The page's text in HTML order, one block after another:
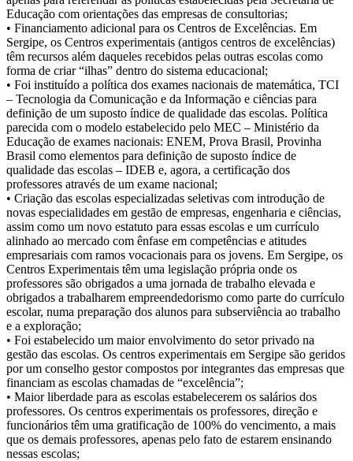
Educação com orientações das empresas de consultorias;
• Financiamento adicional para os Centros de Excelências. Em
Sergipe, os Centros experimentais (antigos centros de excelências)
têm recursos além daqueles recebidos pelas outras escolas como
forma de criar “ilhas” dentro do sistema educacional;
• Foi instituído a política dos exames nacionais de matemática, TCI
– Tecnologia da Comunicação e da Informação e ciências para
definição de um suposto índice de qualidade das escolas. Política
parecida com o modelo estabelecido pelo MEC – Ministério da
Educação de exames nacionais: ENEM, Prova Brasil, Provinha
Brasil como elementos para definição de suposto índice de
qualidade das escolas – IDEB e, agora, a certificação dos
professores através de um exame nacional;
• Criação das escolas especializadas seletivas com introdução de
novas especialidades em gestão de empresas, engenharia e ciências,
assim como um novo estatuto para essas escolas e um currículo
alinhado ao mercado com ênfase em competências e atitudes
empresariais com ramos vocacionais para os jovens. Em Sergipe, os
Centros Experimentais têm uma legislação própria onde os
professores são obrigados a uma jornada de trabalho elevada e
obrigados a trabalharem empreendedorismo como parte do currículo
escolar, numa preparação dos alunos para subserviência ao trabalho
e a exploração;
• Foi estabelecido um maior envolvimento do setor privado na
gestão das escolas. Os centros experimentais em Sergipe são geridos
por um conselho gestor compostos por integrantes das empresas que
financiam as escolas chamadas de “excelência”;
• Maior liberdade para as escolas estabelecerem os salários dos
professores. Os centros experimentais os professores, direção e
funcionários têm uma gratificação de 100% do vencimento, a mais
que os demais professores, apenas pelo fato de estarem ensinando
nessas escolas;